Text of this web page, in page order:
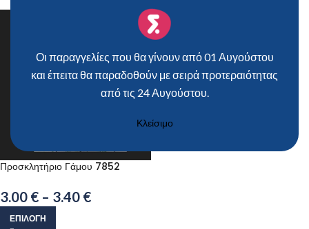
Οι παραγγελίες που θα γίνουν από 01 Αυγούστου
και έπειτα θα παραδοθούν με σειρά προτεραιότητας
από τις 24 Αυγούστου.
Κλείσιμο
Προσκλητήριο Γάμου 7852
3.00 € – 3.40 €
ΕΠΙΛΟΓΉ